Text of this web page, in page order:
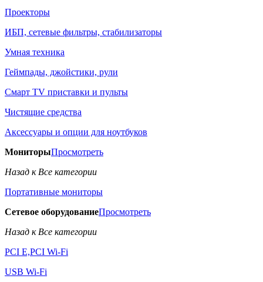
Проекторы
ИБП, сетевые фильтры, стабилизаторы
Умная техника
Геймпады, джойстики, рули
Смарт TV приставки и пульты
Чистящие средства
Аксессуары и опции для ноутбуков
МониторыПросмотреть
Назад к Все категории
Портативные мониторы
Сетевое оборудованиеПросмотреть
Назад к Все категории
PCI E,PCI Wi-Fi
USB Wi-Fi